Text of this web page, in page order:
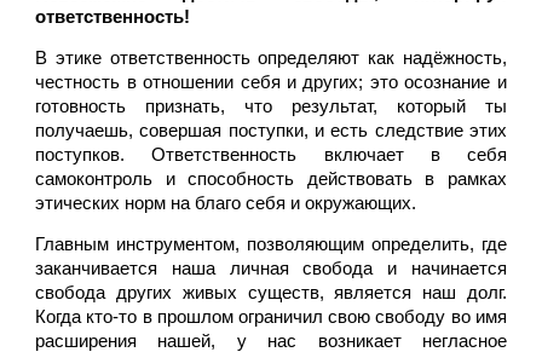
ответственность!
В этике ответственность определяют как надёжность,
честность в отношении себя и других; это осознание и
готовность признать, что результат, который ты
получаешь, совершая поступки, и есть следствие этих
поступков. Ответственность включает в себя
самоконтроль и способность действовать в рамках
этических норм на благо себя и окружающих.
Главным инструментом, позволяющим определить, где
заканчивается наша личная свобода и начинается
свобода других живых существ, является наш долг.
Когда кто-то в прошлом ограничил свою свободу во имя
расширения нашей, у нас возникает негласное